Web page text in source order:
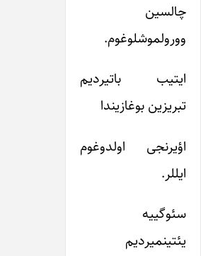
چالسین
وورولموشلوغوم.
ایتیب باتیردیم
تبریزین بوغازیندا
اؤیرنجی اولدوغوم
ایللر.
سئوگییه
یئتینمیردیم